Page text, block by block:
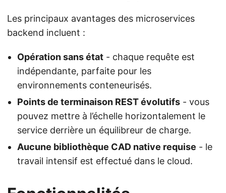
Les principaux avantages des microservices
backend incluent :
Opération sans état - chaque requête est
indépendante, parfaite pour les
environnements conteneurisés.
Points de terminaison REST évolutifs - vous
pouvez mettre à l’échelle horizontalement le
service derrière un équilibreur de charge.
Aucune bibliothèque CAD native requise - le
travail intensif est effectué dans le cloud.